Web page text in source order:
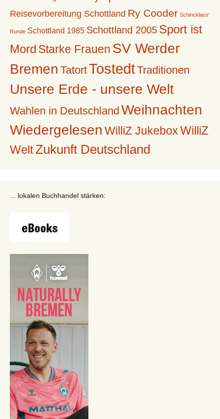
Reisevorbereitung Schottland Ry Cooder Schincklass'
Runde Schottland 1985 Schottland 2005 Sport ist
Mord Starke Frauen SV Werder
Bremen TatortTostedtTraditionen
Unsere Erde - unsere Welt
Wahlen in Deutschland Weihnachten
Wiedergelesen WilliZ Jukebox WilliZ
WeltZukunft Deutschland
... lokalen Buchhandel stärken: